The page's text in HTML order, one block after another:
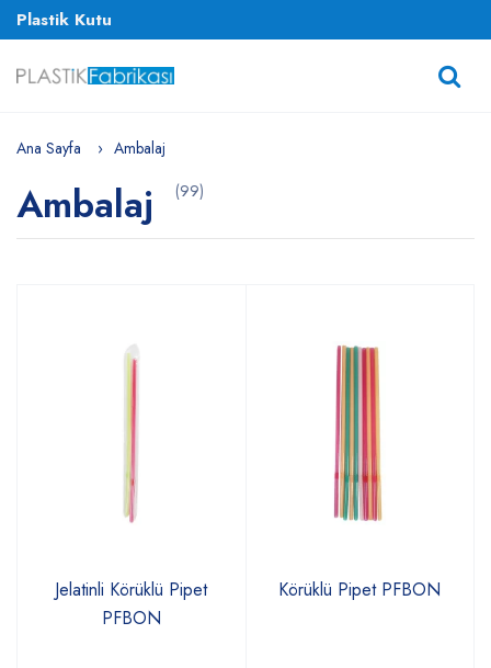
Plastik Kutu
Ana Sayfa Ambalaj
Ambalaj (99)
Jelatinli Körüklü Pipet
PFBON
Körüklü Pipet PFBON